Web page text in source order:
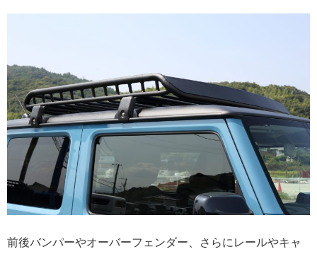
前後バンパーやオーバーフェンダー、さらにレールやキャ